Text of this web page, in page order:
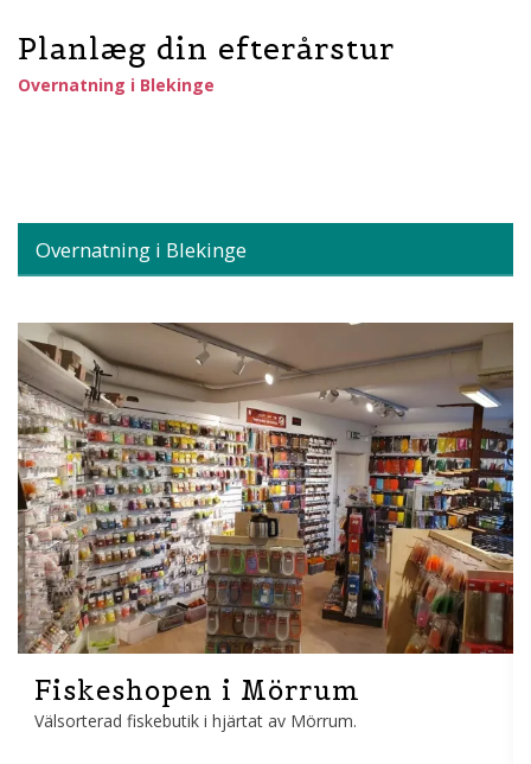
Planlæg din efterårstur
Overnatning i Blekinge
Overnatning i Blekinge
Fiskeshopen i Mörrum
Välsorterad fiskebutik i hjärtat av Mörrum.